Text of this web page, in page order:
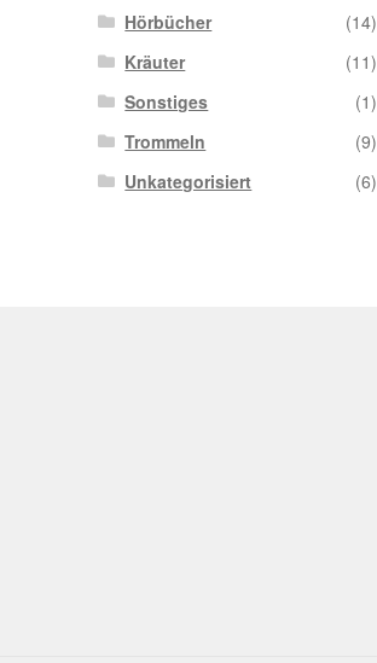
Hörbücher
(14)
Kräuter
(11)
Sonstiges
(1)
Trommeln
(9)
Unkategorisiert
(6)